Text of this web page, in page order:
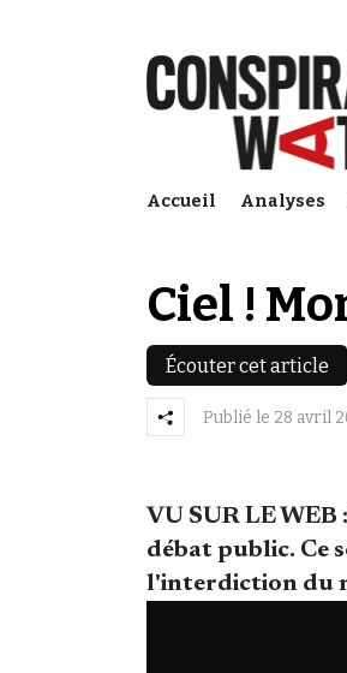
Accueil Analyses
Ciel !
Écouter cet article
Publié le 28 avril
VU SUR LE
débat public. Ce
l'interdiction du